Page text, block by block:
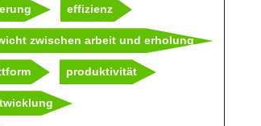
effizienz
zwischen arbeit und erholung
produktivität